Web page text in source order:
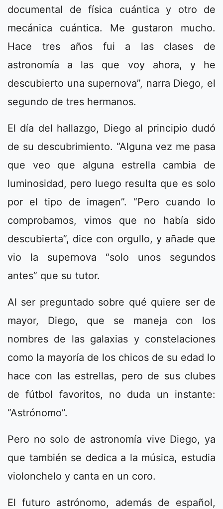
documental de física cuántica y otro de
mecánica cuántica. Me gustaron mucho.
Hace tres años fui a las clases de
astronomía a las que voy ahora, y he
descubierto una supernova”, narra Diego, el
segundo de tres hermanos.
El día del hallazgo, Diego al principio dudó
de su descubrimiento. “Alguna vez me pasa
que veo que alguna estrella cambia de
luminosidad, pero luego resulta que es solo
por el tipo de imagen”. “Pero cuando lo
comprobamos, vimos que no había sido
descubierta”, dice con orgullo, y añade que
vio la supernova “solo unos segundos
antes” que su tutor.
Al ser preguntado sobre qué quiere ser de
mayor, Diego, que se maneja con los
nombres de las galaxias y constelaciones
como la mayoría de los chicos de su edad lo
hace con las estrellas, pero de sus clubes
de fútbol favoritos, no duda un instante:
“Astrónomo”.
Pero no solo de astronomía vive Diego, ya
que también se dedica a la música, estudia
violonchelo y canta en un coro.
El futuro astrónomo, además de español,